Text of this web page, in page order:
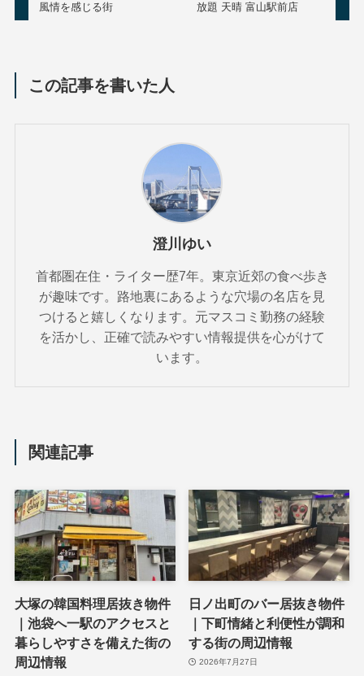
風情を感じる街
放題 天晴 富山駅前店
この記事を書いた人
澄川ゆい
首都圏在住・ライター歴7年。東京近郊の食べ歩き
が趣味です。路地裏にあるような穴場の名店を見
つけると嬉しくなります。元マスコミ勤務の経験
を活かし、正確で読みやすい情報提供を心がけて
います。
関連記事
大塚の韓国料理居抜き物件
｜池袋へ一駅のアクセスと
暮らしやすさを備えた街の
周辺情報
日ノ出町のバー居抜き物件
｜下町情緒と利便性が調和
する街の周辺情報
2026年7月27日